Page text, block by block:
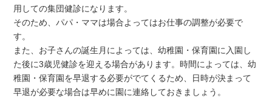
用しての集団健診になります。
そのため、パパ・ママは場合よってはお仕事の調整が必要で
す。
また、お子さんの誕生月によっては、幼稚園・保育園に入園し
た後に3歳児健診を迎える場合があります。時間によっては、幼
稚園・保育園を早退する必要がでてくるため、日時が決まって
早退が必要な場合は早めに園に連絡しておきましょう。